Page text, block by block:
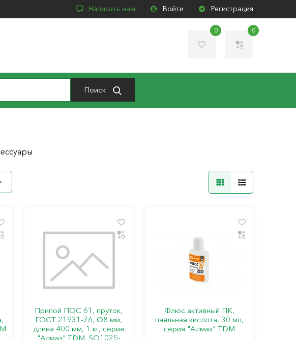
Написать нам Войти Регистрация
0 0
Поиск
Припой ПОС 61, пруток,
ГОСТ 21931-76, Ø8 мм,
длина 400 мм, 1 кг, серия
"Алмаз" TDM, SQ1025-
Флюс активный ПК,
паяльная кислота, 30 мл,
серия "Алмаз" TDM